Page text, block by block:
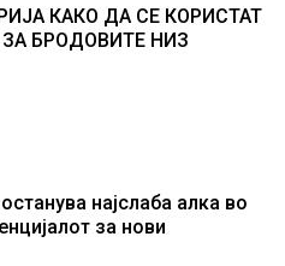
КАКО ДА СЕ КОРИСТАТ
БРОДОВИТЕ НИЗ
најслаба алка во
за нови